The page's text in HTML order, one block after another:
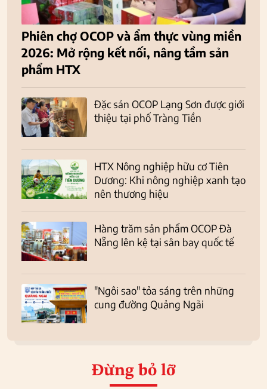
Phiên chợ OCOP và ẩm thực vùng miền
2026: Mở rộng kết nối, nâng tầm sản
phẩm HTX
Đặc sản OCOP Lạng Sơn được giới
thiệu tại phố Tràng Tiền
HTX Nông nghiệp hữu cơ Tiên
Dương: Khi nông nghiệp xanh tạo
nên thương hiệu
Hàng trăm sản phẩm OCOP Đà
Nẵng lên kệ tại sân bay quốc tế
"Ngôi sao" tỏa sáng trên những
cung đường Quảng Ngãi
Đừng bỏ lỡ